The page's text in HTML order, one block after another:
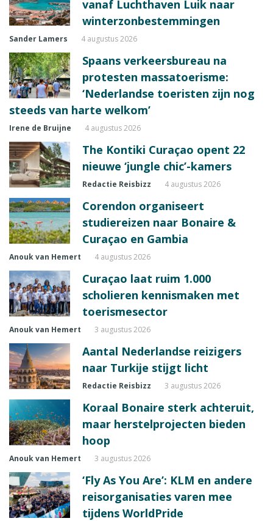
vanaf Luchthaven Luik naar
winterzonbestemmingen
Sander Lamers 4 augustus 2026
Spaans verkeersbureau na
protesten massatoerisme:
‘Nederlandse toeristen zijn nog
steeds van harte welkom’
Irene de Bruijne 4 augustus 2026
The Kontiki Curaçao opent 22
nieuwe ‘jungle chic’-kamers
Redactie Reisbizz 4 augustus 2026
Corendon organiseert
studiereizen naar Bonaire &
Curaçao en Gambia
Anouk van Hemert 4 augustus 2026
Curaçao laat ruim 1.000
scholieren kennismaken met
toerismesector
Anouk van Hemert 3 augustus 2026
Aantal Nederlandse reizigers
naar Turkije stijgt licht
Redactie Reisbizz 3 augustus 2026
Koraal Bonaire sterk achteruit,
maar herstelprojecten bieden
hoop
Anouk van Hemert 3 augustus 2026
‘Fly As You Are’: KLM en andere
reisorganisaties varen mee
tijdens WorldPride